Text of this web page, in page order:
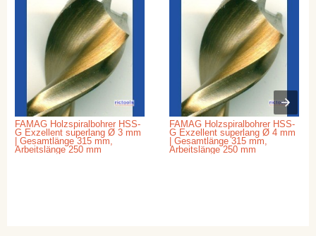
FAMAG Holzspiralbohrer HSS-
G Exzellent superlang Ø 3 mm
| Gesamtlänge 315 mm,
Arbeitslänge 250 mm
FAMAG Holzspiralbohrer HSS-
G Exzellent superlang Ø 4 mm
| Gesamtlänge 315 mm,
Arbeitslänge 250 mm